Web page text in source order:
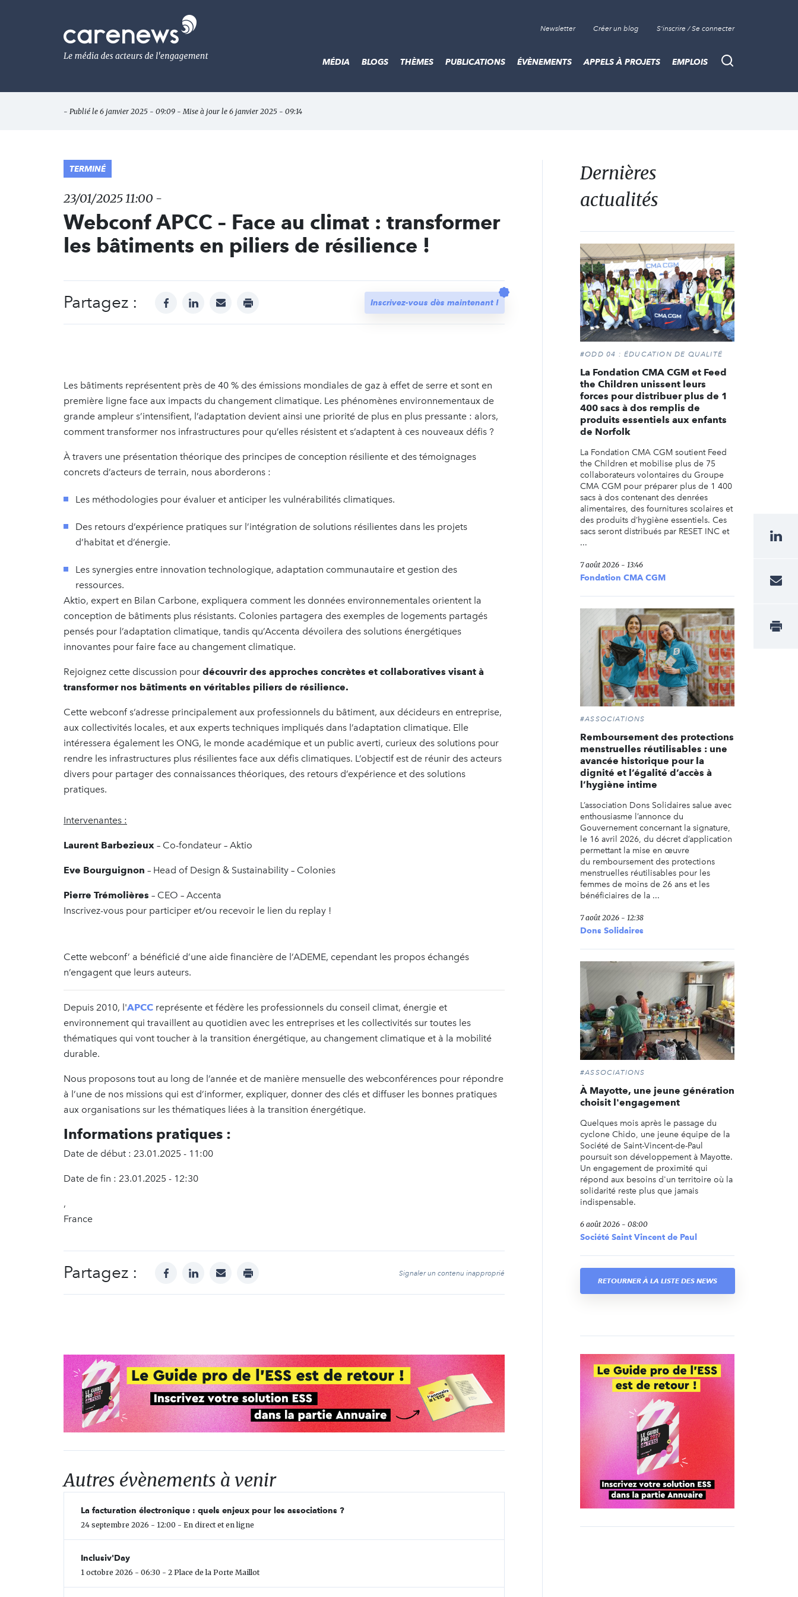
Le
média
de
l'engagement
Newsletter Créer un blog S'inscrire / Se connecter
Recherche
MÉDIA BLOGS THÈMES PUBLICATIONS ÉVÈNEMENTS APPELS À PROJETS EMPLOIS
- Publié le 6 janvier 2025 - 09:09 - Mise à jour le 6 janvier 2025 - 09:14
TERMINÉ
23/01/2025 11:00 -
Webconf APCC – Face au climat : transformer
les bâtiments en piliers de résilience !
Partagez : facebooklinkedinmail print Inscrivez-vous dès maintenant !
Les bâtiments représentent près de 40 % des émissions mondiales de gaz à effet de serre et sont en
première ligne face aux impacts du changement climatique. Les phénomènes environnementaux de
grande ampleur s’intensifient, l’adaptation devient ainsi une priorité de plus en plus pressante : alors,
comment transformer nos infrastructures pour qu’elles résistent et s’adaptent à ces nouveaux défis ?
À travers une présentation théorique des principes de conception résiliente et des témoignages
concrets d’acteurs de terrain, nous aborderons :
Les méthodologies pour évaluer et anticiper les vulnérabilités climatiques.
Des retours d’expérience pratiques sur l’intégration de solutions résilientes dans les projets
d’habitat et d’énergie.
Les synergies entre innovation technologique, adaptation communautaire et gestion des
ressources.
Aktio, expert en Bilan Carbone, expliquera comment les données environnementales orientent la
conception de bâtiments plus résistants. Colonies partagera des exemples de logements partagés
pensés pour l’adaptation climatique, tandis qu’Accenta dévoilera des solutions énergétiques
innovantes pour faire face au changement climatique.
Rejoignez cette discussion pour découvrir des approches concrètes et collaboratives visant à
transformer nos bâtiments en véritables piliers de résilience.
Cette webconf s’adresse principalement aux professionnels du bâtiment, aux décideurs en entreprise,
aux collectivités locales, et aux experts techniques impliqués dans l’adaptation climatique. Elle
intéressera également les ONG, le monde académique et un public averti, curieux des solutions pour
rendre les infrastructures plus résilientes face aux défis climatiques. L’objectif est de réunir des acteurs
divers pour partager des connaissances théoriques, des retours d’expérience et des solutions
pratiques.
Intervenantes :
Laurent Barbezieux – Co-fondateur – Aktio
Eve Bourguignon – Head of Design & Sustainability – Colonies
Pierre Trémolières – CEO – Accenta
Inscrivez-vous pour participer et/ou recevoir le lien du replay !
Cette webconf’ a bénéficié d’une aide financière de l’ADEME, cependant les propos échangés
n’engagent que leurs auteurs.
Depuis 2010, l'APCC représente et fédère les professionnels du conseil climat, énergie et
environnement qui travaillent au quotidien avec les entreprises et les collectivités sur toutes les
thématiques qui vont toucher à la transition énergétique, au changement climatique et à la mobilité
durable.
Nous proposons tout au long de l’année et de manière mensuelle des webconférences pour répondre
à l’une de nos missions qui est d’informer, expliquer, donner des clés et diffuser les bonnes pratiques
aux organisations sur les thématiques liées à la transition énergétique.
Informations pratiques :
Date de début : 23.01.2025 - 11:00
Date de fin : 23.01.2025 - 12:30
,
France
Partagez : facebooklinkedinmail print Signaler un contenu inapproprié
Autres évènements à venir
La facturation électronique : quels enjeux pour les associations ?
24 septembre 2026 - 12:00 - En direct et en ligne
Inclusiv'Day
1 octobre 2026 - 06:30 - 2 Place de la Porte Maillot
Dernières
actualités
#ODD 04 : ÉDUCATION DE QUALITÉ
La Fondation CMA CGM et Feed
the Children unissent leurs
forces pour distribuer plus de 1
400 sacs à dos remplis de
produits essentiels aux enfants
de Norfolk
La Fondation CMA CGM soutient Feed
the Children et mobilise plus de 75
collaborateurs volontaires du Groupe
CMA CGM pour préparer plus de 1 400
sacs à dos contenant des denrées
alimentaires, des fournitures scolaires et
des produits d’hygiène essentiels. Ces
sacs seront distribués par RESET INC et
...
7 août 2026 - 13:46
Fondation CMA CGM
#ASSOCIATIONS
Remboursement des protections
menstruelles réutilisables : une
avancée historique pour la
dignité et l’égalité d’accès à
l’hygiène intime
L’association Dons Solidaires salue avec
enthousiasme l’annonce du
Gouvernement concernant la signature,
le 16 avril 2026, du décret d’application
permettant la mise en œuvre
du remboursement des protections
menstruelles réutilisables pour les
femmes de moins de 26 ans et les
bénéficiaires de la ...
7 août 2026 - 12:38
Dons Solidaires
#ASSOCIATIONS
À Mayotte, une jeune génération
choisit l'engagement
Quelques mois après le passage du
cyclone Chido, une jeune équipe de la
Société de Saint-Vincent-de-Paul
poursuit son développement à Mayotte.
Un engagement de proximité qui
répond aux besoins d'un territoire où la
solidarité reste plus que jamais
indispensable.
6 août 2026 - 08:00
Société Saint Vincent de Paul
RETOURNER À LA LISTE DES NEWS